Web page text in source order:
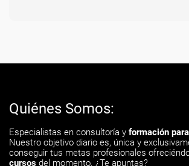
Quiénes Somos:
Especialistas en consultoría y formación
Nuestro objetivo diario es, única y
conseguir tus metas profesionales
cursos del momento. ¿Te apuntas?